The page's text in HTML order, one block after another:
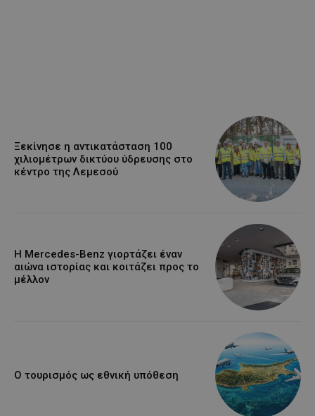
Ξεκίνησε η αντικατάσταση 100
χιλιομέτρων δικτύου ύδρευσης στο
κέντρο της Λεμεσού
Η Mercedes-Benz γιορτάζει έναν
αιώνα ιστορίας και κοιτάζει προς το
μέλλον
Ο τουρισμός ως εθνική υπόθεση